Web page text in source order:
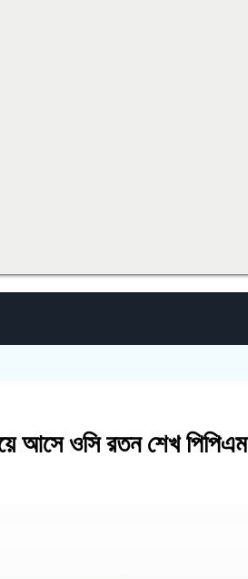
আসে ওসি রতন শেখ পিপিএম